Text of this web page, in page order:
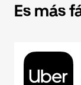
Es más